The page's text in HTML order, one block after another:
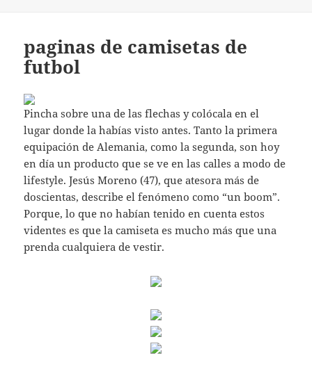
paginas de camisetas de
futbol
Pincha sobre una de las flechas y colócala en el
lugar donde la habías visto antes. Tanto la primera
equipación de Alemania, como la segunda, son hoy
en día un producto que se ve en las calles a modo de
lifestyle. Jesús Moreno (47), que atesora más de
doscientas, describe el fenómeno como “un boom”.
Porque, lo que no habían tenido en cuenta estos
videntes es que la camiseta es mucho más que una
prenda cualquiera de vestir.